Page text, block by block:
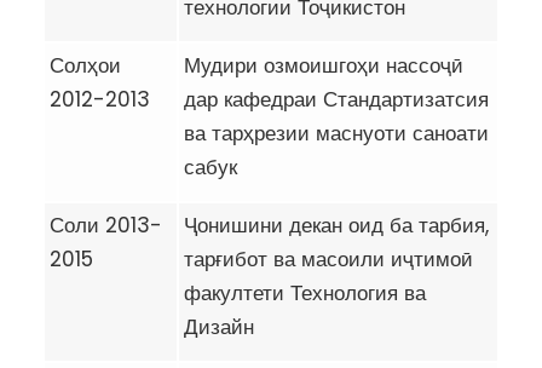
технологии Тоҷикистон
Солҳои
2012-2013
Мудири озмоишгоҳи нассоҷӣ
дар кафедраи Стандартизатсия
ва тарҳрезии маснуоти саноати
сабук
Соли 2013-
2015
Ҷонишини декан оид ба тарбия,
тарғибот ва масоили иҷтимоӣ
факултети Технология ва
Дизайн